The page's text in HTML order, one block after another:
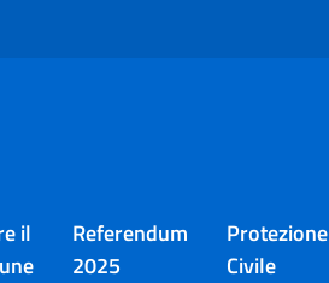
il
Referendum
2025
Protezione
Civile